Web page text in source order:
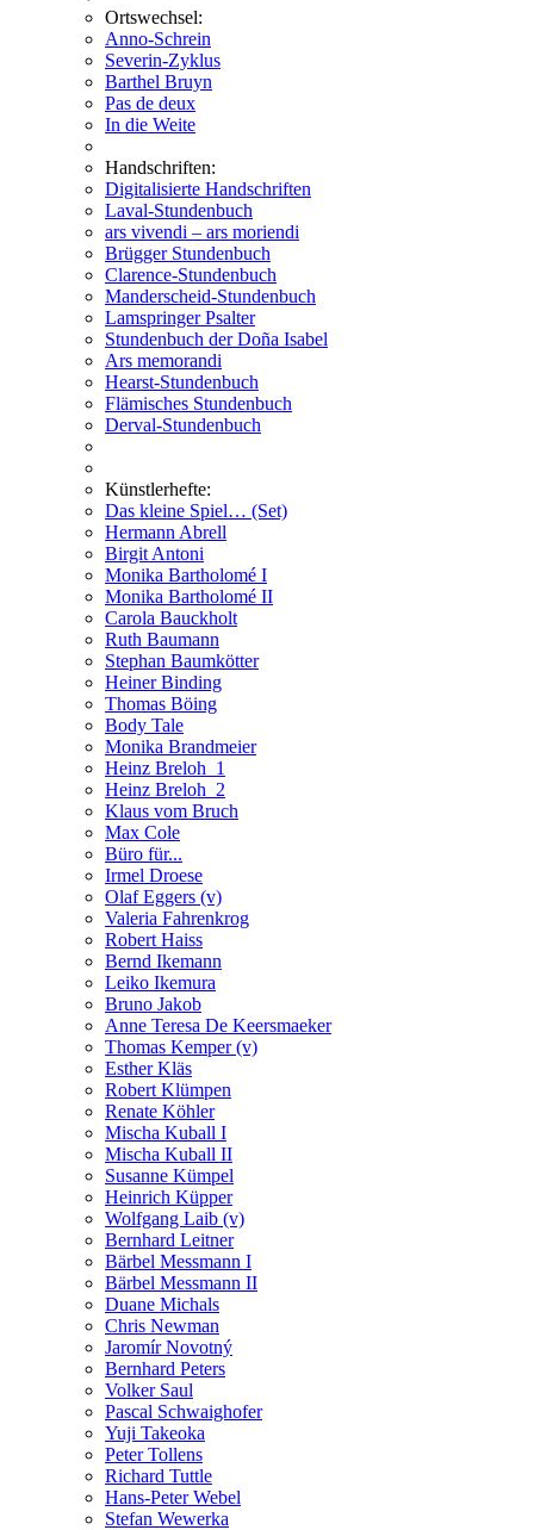
Ortswechsel:
Anno-Schrein
Severin-Zyklus
Barthel Bruyn
Pas de deux
In die Weite
Handschriften:
Digitalisierte Handschriften
Laval-Stundenbuch
ars vivendi – ars moriendi
Brügger Stundenbuch
Clarence-Stundenbuch
Manderscheid-Stundenbuch
Lamspringer Psalter
Stundenbuch der Doña Isabel
Ars memorandi
Hearst-Stundenbuch
Flämisches Stundenbuch
Derval-Stundenbuch
Künstlerhefte:
Das kleine Spiel… (Set)
Hermann Abrell
Birgit Antoni
Monika Bartholomé I
Monika Bartholomé II
Carola Bauckholt
Ruth Baumann
Stephan Baumkötter
Heiner Binding
Thomas Böing
Body Tale
Monika Brandmeier
Heinz Breloh_1
Heinz Breloh_2
Klaus vom Bruch
Max Cole
Büro für...
Irmel Droese
Olaf Eggers (v)
Valeria Fahrenkrog
Robert Haiss
Bernd Ikemann
Leiko Ikemura
Bruno Jakob
Anne Teresa De Keersmaeker
Thomas Kemper (v)
Esther Kläs
Robert Klümpen
Renate Köhler
Mischa Kuball I
Mischa Kuball II
Susanne Kümpel
Heinrich Küpper
Wolfgang Laib (v)
Bernhard Leitner
Bärbel Messmann I
Bärbel Messmann II
Duane Michals
Chris Newman
Jaromír Novotný
Bernhard Peters
Volker Saul
Pascal Schwaighofer
Yuji Takeoka
Peter Tollens
Richard Tuttle
Hans-Peter Webel
Stefan Wewerka